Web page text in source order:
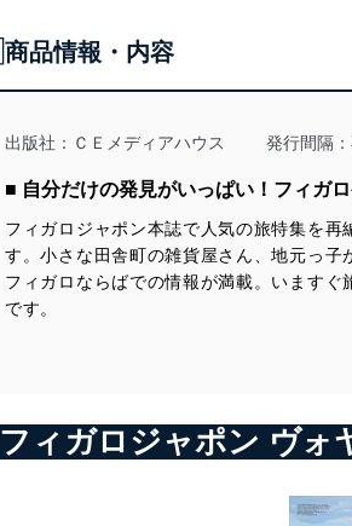
商品情報・内容
出版社： ＣＥメディアハウス 発行間隔
■ 自分だけの発見がいっぱい！フィガ
フィガロジャポン本誌で人気の旅特集を
す。小さな田舎町の雑貨屋さん、地元っ
フィガロならばでの情報が満載。います
です。
フィガロジャポン ヴォ